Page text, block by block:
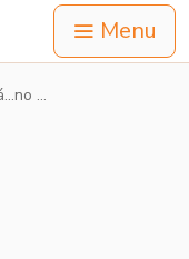
Menu
…